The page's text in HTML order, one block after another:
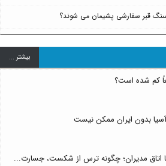
قبر سفارشی پشیمان می شوند؟
بيشتر ...
کم شده است؟
بدون ایران ممکن نیست
اتاق مدیران؛ چگونه ترس از شکست، جسارت...